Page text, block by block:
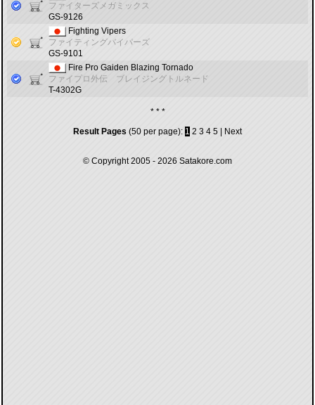
ファイターズメガミックス
GS-9126
Fighting Vipers
ファイティングバイパーズ
GS-9101
Fire Pro Gaiden Blazing Tornado
ファイプロ外伝 ブレイジングトルネード
T-4302G
* * *
Result Pages (50 per page): 1 2 3 4 5 Next
© Copyright 2005 - 2026 Satakore.com